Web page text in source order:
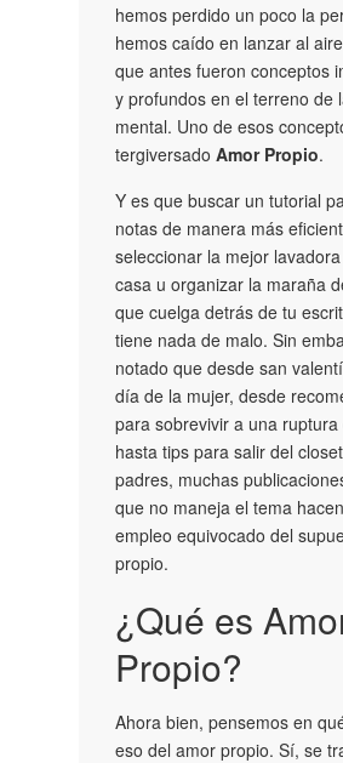
hemos perdido un poco la
hemos caído en lanzar al
que antes fueron conceptos
y profundos en el terreno de
mental. Uno de esos
tergiversado Amor Propio.
Y es que buscar un tutorial
notas de manera más
seleccionar la mejor
casa u organizar la maraña
que cuelga detrás de tu
tiene nada de malo. Sin
notado que desde san
día de la mujer, desde
para sobrevivir a una ruptura
hasta tips para salir del
padres, muchas
que no maneja el tema
empleo equivocado del
propio.
¿Qué es
Propio?
Ahora bien, pensemos en
eso del amor propio. Sí, se